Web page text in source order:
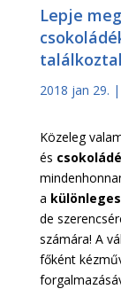
Lepje
2018 jan 29. |
Közeleg
és
a
de
számára! A
főként